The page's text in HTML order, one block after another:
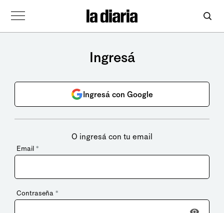
Ingresá
Ingresá con Google
O ingresá con tu email
Email *
Contraseña *